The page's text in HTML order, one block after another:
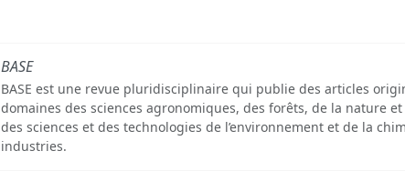
BASE
BASE est une revue pluridisciplinaire qui publie des articles
domaines des sciences agronomiques, des forêts, de la nature et
des sciences et des technologies de l’environnement et de la
industries.